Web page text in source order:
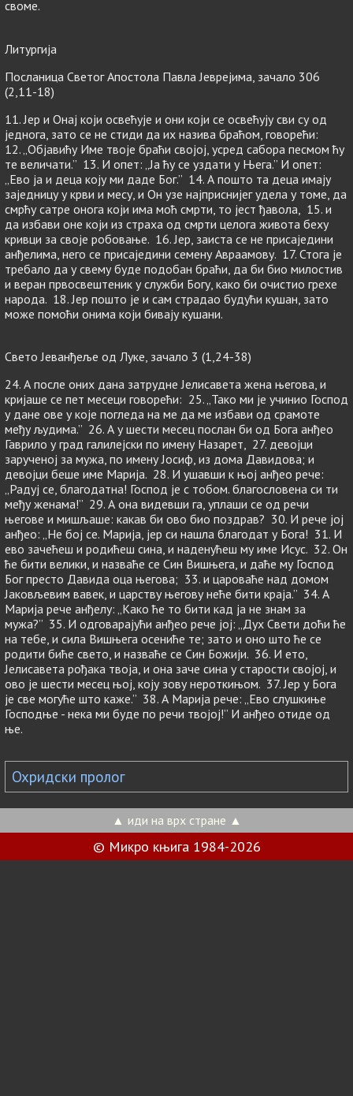
своме.
Литургија
Посланица Светог Апостола Павла Јеврејима, зачало 306
(2,11-18)
11. Јер и Онај који освећује и они који се освећују сви су од
једнога, зато се не стиди да их назива браћом, говорећи:
12. „Објавићу Име твоје браћи својој, усред сабора песмом ћу
те величати.” 13. И опет: „Ја ћу се уздати у Њега.” И опет:
„Ево ја и деца коју ми даде Бог.” 14. А пошто та деца имају
заједницу у крви и месу, и Он узе најприснијег удела у томе, да
смрћу сатре онога који има моћ смрти, то јест ђавола, 15. и
да избави оне који из страха од смрти целога живота беху
кривци за своје робовање. 16. Јер, заиста се не присаједини
анђелима, него се присаједини семену Авраамову. 17. Стога је
требало да у свему буде подобан браћи, да би био милостив
и веран првосвештеник у служби Богу, како би очистио грехе
народа. 18. Јер пошто је и сам страдао будући кушан, зато
може помоћи онима који бивају кушани.
Свето Јеванђеље од Луке, зачало 3 (1,24-38)
24. А после оних дана затрудне Јелисавета жена његова, и
кријаше се пет месеци говорећи: 25. „Тако ми је учинио Господ
у дане ове у које погледа на ме да ме избави од срамоте
међу људима.” 26. А у шести месец послан би од Бога анђео
Гаврило у град галилејски по имену Назарет, 27. девојци
зарученој за мужа, по имену Јосиф, из дома Давидова; и
девојци беше име Марија. 28. И ушавши к њој анђео рече:
„Радуј се, благодатна! Господ је с тобом. благословена си ти
међу женама!” 29. А она видевши га, уплаши се од речи
његове и мишљаше: какав би ово био поздрав? 30. И рече јој
анђео: „Не бој се. Марија, јер си нашла благодат у Бога! 31. И
ево зачећеш и родићеш сина, и наденућеш му име Исус. 32. Он
ће бити велики, и назваће се Син Вишњега, и даће му Господ
Бог престо Давида оца његова; 33. и цароваће над домом
Јаковљевим вавек, и царству његову неће бити краја.” 34. А
Марија рече анђелу: „Како ће то бити кад ја не знам за
мужа?” 35. И одговарајући анђео рече јој: „Дух Свети доћи ће
на тебе, и сила Вишњега осениће те; зато и оно што ће се
родити биће свето, и назваће се Син Божији. 36. И ето,
Јелисавета рођака твоја, и она заче сина у старости својој, и
ово је шести месец њој, коју зову нероткињом. 37. Јер у Бога
је све могуће што каже.” 38. А Марија рече: „Ево слушкиње
Господње - нека ми буде по речи твојој!” И анђео отиде од
ње.
Охридски пролог
▲ иди на врх стране ▲
© Микро књига 1984-2026